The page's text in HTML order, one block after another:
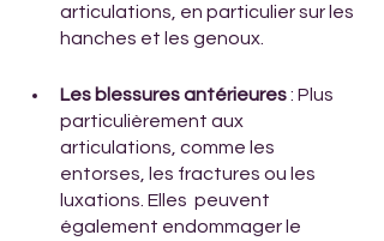
articulations, en particulier sur les
hanches et les genoux.
Les blessures antérieures : Plus
particulièrement aux
articulations, comme les
entorses, les fractures ou les
luxations. Elles  peuvent
également endommager le